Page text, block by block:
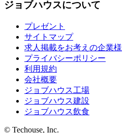
ジョブハウスについて
プレゼント
サイトマップ
求人掲載をお考えの企業様
プライバシーポリシー
利用規約
会社概要
ジョブハウス工場
ジョブハウス建設
ジョブハウス飲食
© Techouse, Inc.